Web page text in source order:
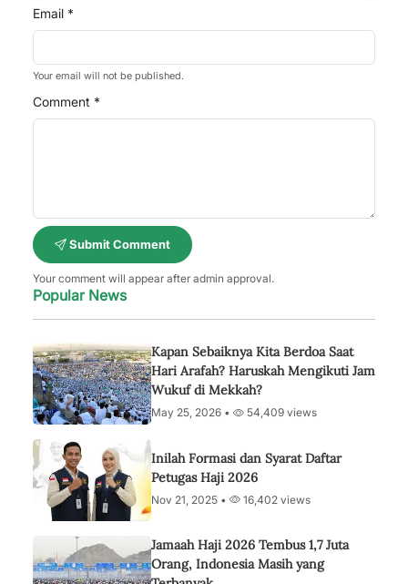
Email *
Your email will not be published.
Comment *
Submit Comment
Your comment will appear after admin approval.
Popular News
Kapan Sebaiknya Kita Berdoa Saat
Hari Arafah? Haruskah Mengikuti Jam
Wukuf di Mekkah?
May 25, 2026 • 54,409 views
Inilah Formasi dan Syarat Daftar
Petugas Haji 2026
Nov 21, 2025 • 16,402 views
Jamaah Haji 2026 Tembus 1,7 Juta
Orang, Indonesia Masih yang